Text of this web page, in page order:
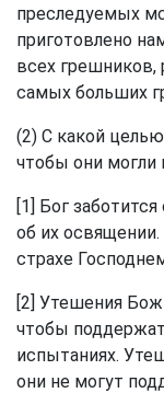
преследуемых
приготовлено
всех
самых больших
(2) С какой
чтобы они могли
[1] Бог
об их
страхе
[2] Утешения
чтобы
испытаниях.
они не могут